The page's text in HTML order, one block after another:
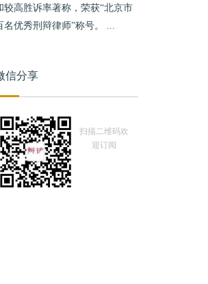
较高胜诉率著称，荣获“北京市
名优秀刑辩律师”称号。 ...
信分享
扫描二维码欢
迎订阅